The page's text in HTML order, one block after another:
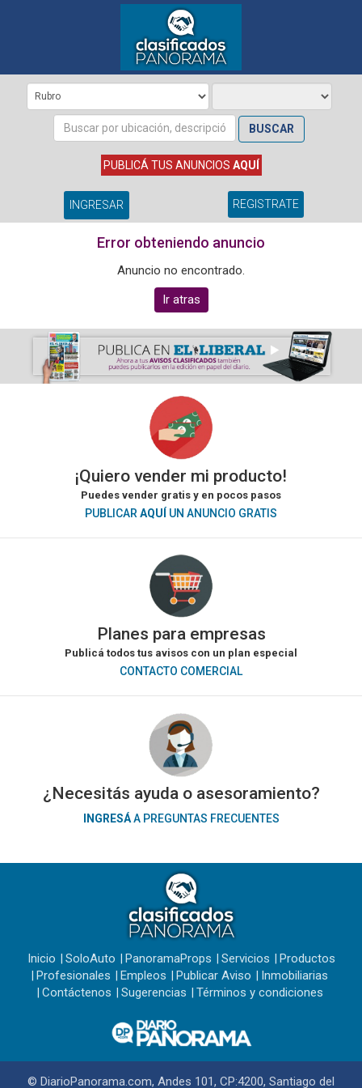
BUSCAR
PUBLICÁ TUS ANUNCIOS AQUÍ
INGRESAR REGISTRATE
Error obteniendo anuncio
Anuncio no encontrado.
Ir atras
¡Quiero vender mi producto!
Puedes vender gratis y en pocos pasos
PUBLICAR AQUÍ UN ANUNCIO GRATIS
Planes para empresas
Publicá todos tus avisos con un plan especial
CONTACTO COMERCIAL
¿Necesitás ayuda o asesoramiento?
INGRESÁA PREGUNTAS FRECUENTES
Inicio SoloAuto PanoramaProps Servicios
Productos
Profesionales
Empleos Publicar Aviso
Inmobiliarias
Contáctenos
Sugerencias Términos y condiciones
© DiarioPanorama.com, Andes 101, CP:4200, Santiago del